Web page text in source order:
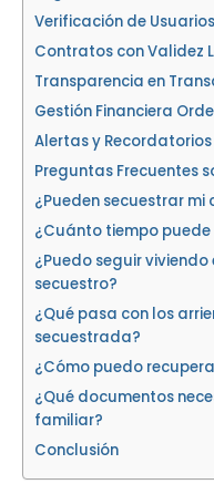
Verificación de
Contratos con Validez
Transparencia en
Gestión Financiera
Alertas y Recordatorios
Preguntas Frecuentes
¿Pueden secuestrar mi
¿Cuánto tiempo puede
¿Puedo seguir
secuestro?
¿Qué pasa con los
secuestrada?
¿Cómo puedo
¿Qué documentos
familiar?
Conclusión